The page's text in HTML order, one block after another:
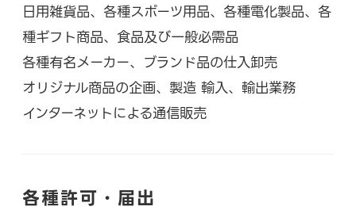
日用雑貨品、各種スポーツ用品、各種電化製品、各
種ギフト商品、食品及び一般必需品
各種有名メーカー、ブランド品の仕入卸売
オリジナル商品の企画、製造 輸入、輸出業務
インターネットによる通信販売
各種許可・届出